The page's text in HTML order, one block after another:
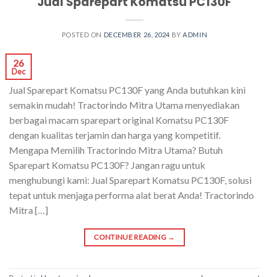
POSTED ON DECEMBER 26, 2024 BY ADMIN
26
Dec
Jual Sparepart Komatsu PC130F yang Anda butuhkan kini
semakin mudah! Tractorindo Mitra Utama menyediakan
berbagai macam sparepart original Komatsu PC130F
dengan kualitas terjamin dan harga yang kompetitif.
Mengapa Memilih Tractorindo Mitra Utama? Butuh
Sparepart Komatsu PC130F? Jangan ragu untuk
menghubungi kami: Jual Sparepart Komatsu PC130F, solusi
tepat untuk menjaga performa alat berat Anda! Tractorindo
Mitra […]
CONTINUE READING →